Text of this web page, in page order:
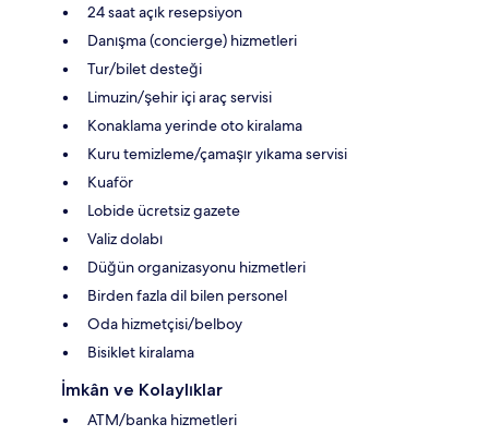
24 saat açık resepsiyon
Danışma (concierge) hizmetleri
Tur/bilet desteği
Limuzin/şehir içi araç servisi
Konaklama yerinde oto kiralama
Kuru temizleme/çamaşır yıkama servisi
Kuaför
Lobide ücretsiz gazete
Valiz dolabı
Düğün organizasyonu hizmetleri
Birden fazla dil bilen personel
Oda hizmetçisi/belboy
Bisiklet kiralama
İmkân ve Kolaylıklar
ATM/banka hizmetleri